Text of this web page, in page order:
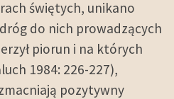
świętych, unikano
do nich prowadzących
piorun i na których
1984: 226-227),
pozytywny